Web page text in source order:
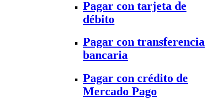
Pagar con tarjeta de
débito
Pagar con transferencia
bancaria
Pagar con crédito de
Mercado Pago